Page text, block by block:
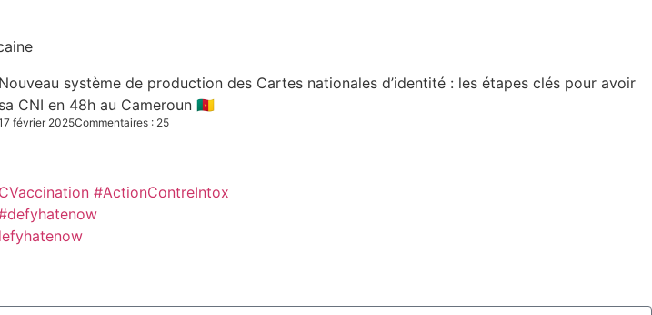
Nouveau système de production des Cartes nationales d’identité : les étapes clés pour avoir
sa CNI en 48h au Cameroun 🇨🇲
février 2025Commentaires : 25
#ActionContreIntox